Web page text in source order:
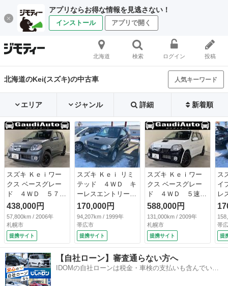
アプリならお得な情報を見逃さない！
インストール アプリで開く
北海道 検索 ログイン 投稿
北海道のKei(スズキ)の中古車 人気キーワード
エリア ジャンル 詳細 新着順
スズキ Ｋｅｉワー
クス ベースグレー
ド ４ＷＤ ５７８
００ｋｍ ターボ
社外アルミ ボディ
コーティング ヘッ
ドライトコーティン
グ 禁煙車 （検
8.11）
438,000円
57,800km / 2006年
札幌市
提携サイト
スズキ Ｋｅｉ リミ
テッド ４ＷＤ キ
ーレスエントリー
ＡＴ ＡＢＳ Ｃ
Ｄ ＭＤ アルミホ
イール エアコン
パワーステアリン
グ パワーウィンド
ウ （車検整備付）
170,000円
94,207km / 1999年
帯広市
提携サイト
スズキ Ｋｅｉワー
クス ベースグレー
ド ４ＷＤ ５速マ
ニュアル 最終型後
期 赤黒レカロシー
ト 禁煙車 寒冷地
仕様 （検10.7）
588,000円
131,000km / 2009年
札幌市
提携サイト
ス
イ
レ
Ｔ
全
ン
ン
ド
帯
提
【自社ローン】審査通らない方へ
IDOMの自社ローンは税金・車検の支払いも含んでいる